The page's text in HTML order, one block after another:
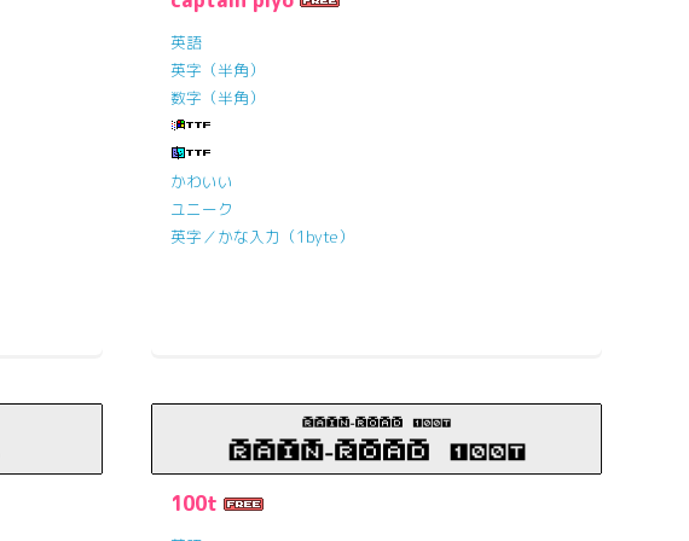
英語
英字（半角）
数字（半角）
かわいい
ユニーク
英字／かな入力（1byte）
100t